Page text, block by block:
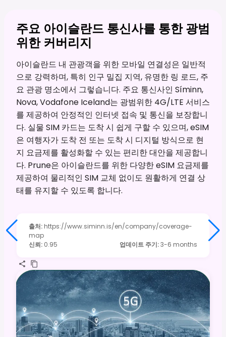
주요 아이슬란드 통신사를 통한 광범
위한 커버리지
아이슬란드 내 관광객을 위한 모바일 연결성은 일반적
으로 강력하며, 특히 인구 밀집 지역, 유명한 링 로드, 주
요 관광 명소에서 그렇습니다. 주요 통신사인 Síminn,
Nova, Vodafone Iceland는 광범위한 4G/LTE 서비스
를 제공하여 안정적인 인터넷 접속 및 통신을 보장합니
다. 실물 SIM 카드는 도착 시 쉽게 구할 수 있으며, eSIM
은 여행자가 도착 전 또는 도착 시 디지털 방식으로 현
지 요금제를 활성화할 수 있는 편리한 대안을 제공합니
다. Prune은 아이슬란드를 위한 다양한 eSIM 요금제를
제공하여 물리적인 SIM 교체 없이도 원활하게 연결 상
태를 유지할 수 있도록 합니다.
출처: https://www.siminn.is/en/company/coverage-
map
신뢰: 0.95 업데이트 주기:3-6 months